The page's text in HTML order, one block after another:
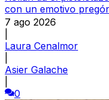
con un emotivo
7 ago 2026
Laura Cenalmor
Asier Galache
0